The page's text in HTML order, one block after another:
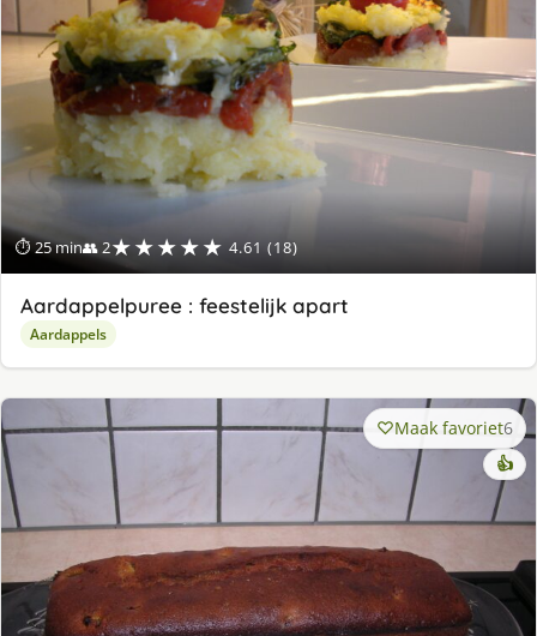
⏱ 25 min👥 2★★★★★ 4.61 (18)
Aardappelpuree : feestelijk apart
Aardappels
Maak favoriet6
👍